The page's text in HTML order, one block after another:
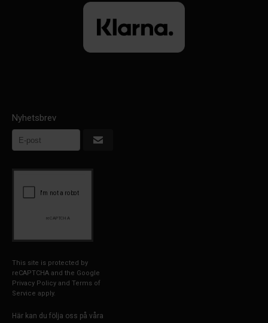
Nyhetsbrev
This site is protected by
reCAPTCHA and the Google
Privacy Policy and Terms of
Service apply.
Här kan du följa oss på våra